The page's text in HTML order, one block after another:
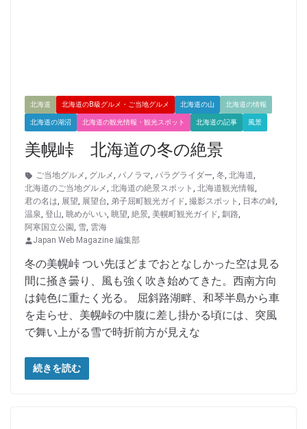
北海道 北海道のB級グルメ・ご当地グルメ 北海道の山 北海道の情報
北海道の湖沼 北海道の観光情報・観光スポット 北海道の記事 風景
美幌峠 北海道の冬の絶景
ご当地グルメ, グルメ, パノラマ, パラグライダー, 冬, 北海道,
北海道のご当地グルメ, 北海道の絶景スポット , 北海道観光情報,
君の名は, 展望, 展望台, 弟子屈町観光ガイド, 撮影スポット , 日本の峠,
温泉, 登山, 眺めがいい, 眺望, 絶景, 美幌町観光ガイド, 釧路,
阿寒国立公園, 雪, 雲海
Japan Web Magazine 編集部
冬の美幌峠 つい先ほどまでおとなしかった空は見る
間に掻き曇り、風も強く吹き始めてきた。西南方向
は鈍色に重たく光る。 屈斜路湖畔、和琴半島から車
を走らせ、美幌峠の中腹に差し掛かる頃には、突風
で舞い上がる雪で時折前方が見えな
続きを読む